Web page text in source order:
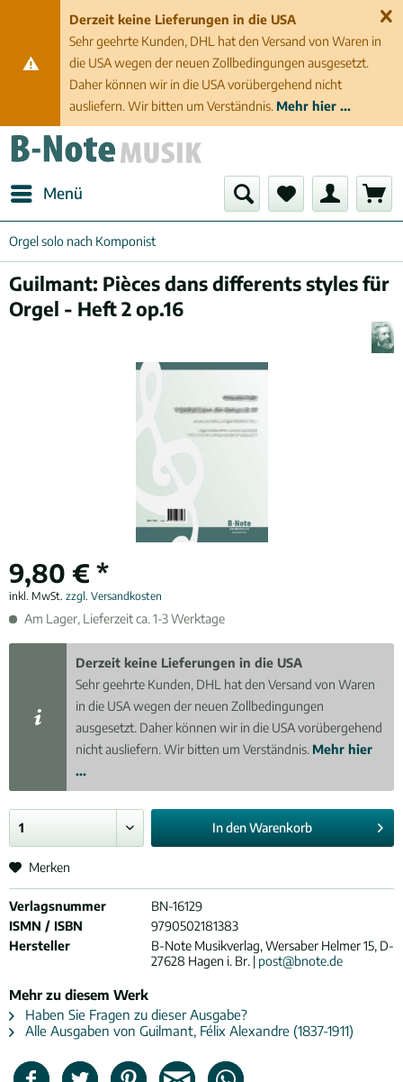
Derzeit keine Lieferungen in die USA
Sehr geehrte Kunden, DHL hat den Versand von Waren in
die USA wegen der neuen Zollbedingungen ausgesetzt.
Daher können wir in die USA vorübergehend nicht
ausliefern. Wir bitten um Verständnis. Mehr hier ...
Menü
Orgel solo nach Komponist
Guilmant: Pièces dans differents styles für
Orgel - Heft 2 op.16
9,80 € *
inkl. MwSt. zzgl. Versandkosten
Am Lager, Lieferzeit ca. 1-3 Werktage
Derzeit keine Lieferungen in die USA
Sehr geehrte Kunden, DHL hat den Versand von Waren
in die USA wegen der neuen Zollbedingungen
ausgesetzt. Daher können wir in die USA vorübergehend
nicht ausliefern. Wir bitten um Verständnis. Mehr hier
...
In denWarenkorb
Merken
Verlagsnummer
BN-16129
ISMN / ISBN
9790502181383
Hersteller
B-Note Musikverlag, Wersaber Helmer 15, D-
27628 Hagen i. Br. | post@bnote.de
Mehr zu diesem Werk
Haben Sie Fragen zu dieser Ausgabe?
Alle Ausgaben von Guilmant, Félix Alexandre (1837-1911)